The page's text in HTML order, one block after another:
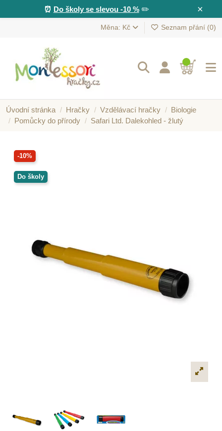
×
⏰ Do školy se slevou -10 %✏️
Měna: Kč Seznam přání (0)
Úvodní stránka Hračky Vzdělávací hračky
Biologie
Pomůcky do přírody
Safari Ltd. Dalekohled - žlutý
-10%
Do školy